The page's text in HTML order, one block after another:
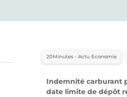
20Minutes - Actu Economie
Indemnité carburant
date limite de dépôt